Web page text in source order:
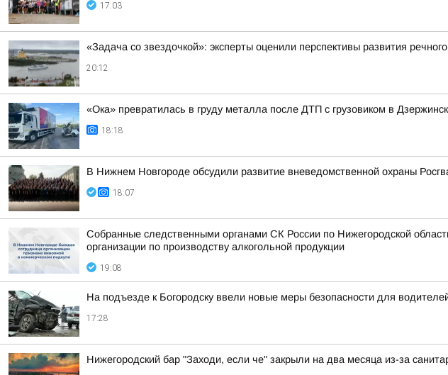
17:03
«Задача со звездочкой»: эксперты оценили перспективы развития
20:12
«Ока» превратилась в груду металла после ДТП с грузовиком в
18:18
В Нижнем Новгороде обсудили развитие вневедомственной охраны
18:07
Собранные следственными органами СК России по Нижегородской
организации по производству алкогольной продукции
19:08
На подъезде к Богородску ввели новые меры безопасности для
17:28
Нижегородский бар "Заходи, если че" закрыли на два месяца из-за